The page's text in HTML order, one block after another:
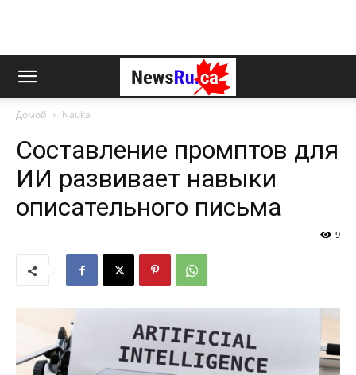
Домой Nauka
Составление промптов для
ИИ развивает навыки
описательного письма
9